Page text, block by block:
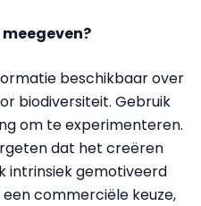
beschikbaar over
biodiversiteit. Gebruik
om te experimenteren.
dat het creëren
intrinsiek gemotiveerd
commerciële keuze,